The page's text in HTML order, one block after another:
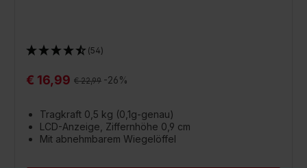
(54)
€ 16,99 Regulärer Preis:
€ 22,99 -26%
Tragkraft 0,5 kg (0,1g-genau)
LCD-Anzeige, Ziffernhöhe 0,9 cm
Mit abnehmbarem Wiegelöffel